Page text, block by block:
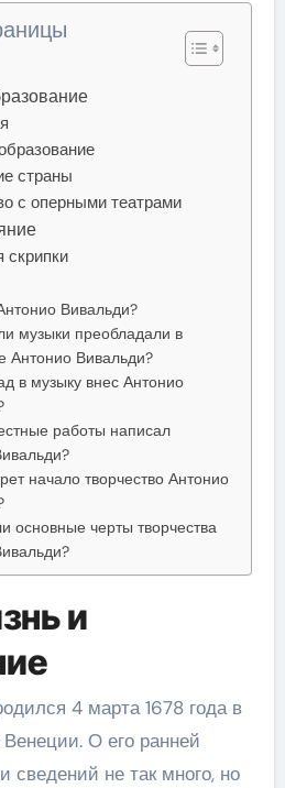
страны
с оперными театрами
скрипки
Вивальди?
музыки преобладали в
Антонио Вивальди?
в музыку внес Антонио
работы написал
начало творчество Антонио
основные черты творчества
и
4 марта 1678 года в
О его ранней
сведений не так много, но